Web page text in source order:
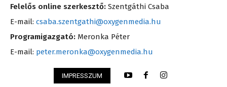
Felelős online szerkesztő: Szentgáthi Csaba
E-mail: csaba.szentgathi@oxygenmedia.hu
Programigazgató: Meronka Péter
E-mail: peter.meronka@oxygenmedia.hu
IMPRESSZUM